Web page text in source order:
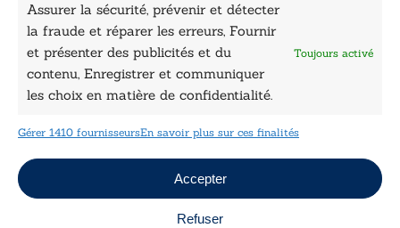
Assurer la sécurité, prévenir et détecter
la fraude et réparer les erreurs, Fournir
et présenter des publicités et du
contenu, Enregistrer et communiquer
les choix en matière de confidentialité.
Toujours activé
Gérer 1410 fournisseursEn savoir plus sur ces finalités
Accepter
Refuser
Sciences humaines
Pratique
Le Petit Lys
Données légales
Conditions Générales de vente
Politique de cookies
Mentions légales
Jeux concours
Copyright © 2026 Le Lys Bleu Éditions tous droits